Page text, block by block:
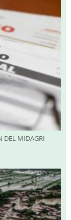
DEL MIDAGRI